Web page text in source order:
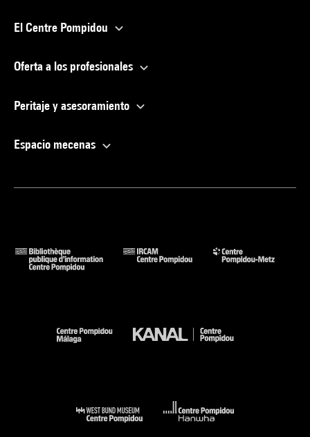
El Centre Pompidou
Oferta a los profesionales
Peritaje y asesoramiento
Espacio mecenas